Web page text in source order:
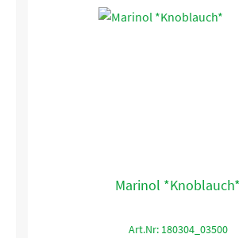
Marinol *Knoblauch*
Art.Nr: 180304_03500